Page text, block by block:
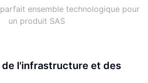
ensemble technologique pour
un produit SAS
de l'infrastructure et des